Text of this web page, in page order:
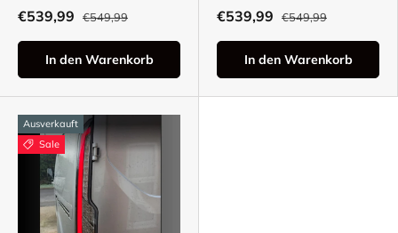
€539,99
€549,99
In den Warenkorb
€539,99
€549,99
In den Warenkorb
Ausverkauft
Sale